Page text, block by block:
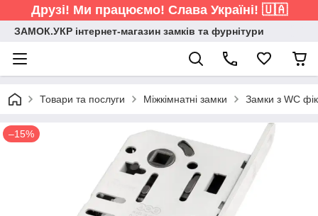
Друзі! Ми працюємо! Слава Україні! 🇺🇦
ЗАМОК.УКР інтернет-магазин замків та фурнітури
Товари та послуги Міжкімнатні замки Замки з WC
–15%